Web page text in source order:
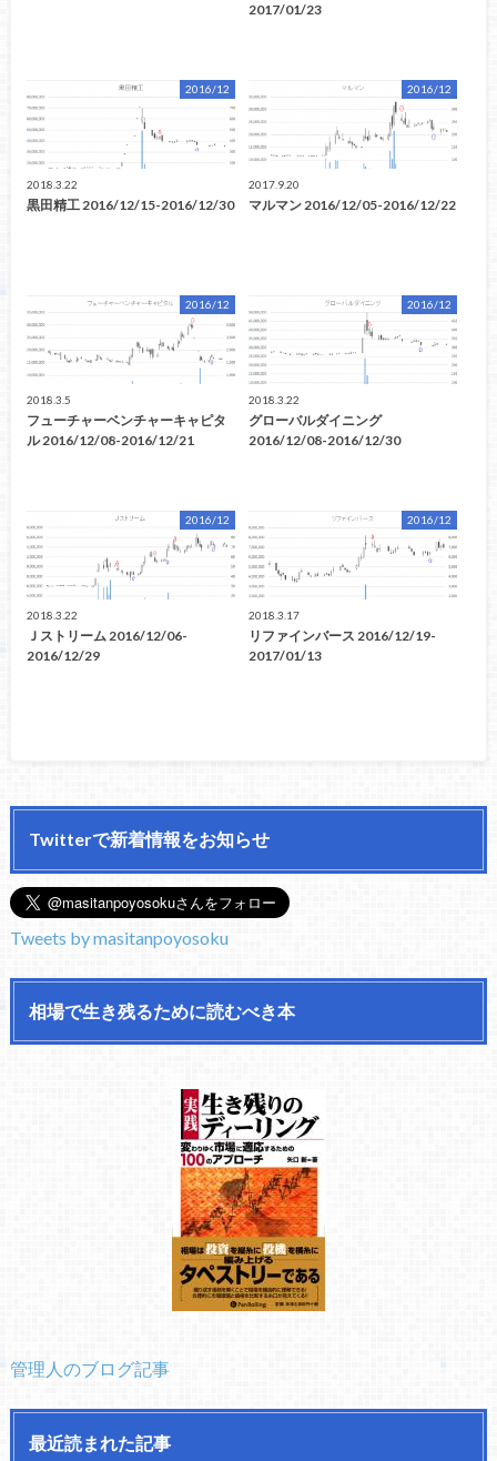
2017/01/23
2016/12
2018.3.22
黒田精工 2016/12/15-2016/12/30
2016/12
2017.9.20
マルマン 2016/12/05-2016/12/22
2016/12
2018.3.5
フューチャーベンチャーキャピタ
ル 2016/12/08-2016/12/21
2016/12
2018.3.22
グローバルダイニング
2016/12/08-2016/12/30
2016/12
2018.3.22
Ｊストリーム 2016/12/06-
2016/12/29
2016/12
2018.3.17
リファインバース 2016/12/19-
2017/01/13
Twitterで新着情報をお知らせ
Tweets by masitanpoyosoku
相場で生き残るために読むべき本
管理人のブログ記事
最近読まれた記事